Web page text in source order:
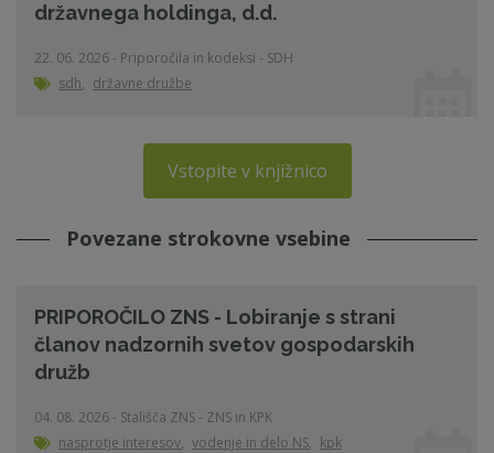
državnega holdinga, d.d.
22. 06. 2026 - Priporočila in kodeksi - SDH
sdh, državne družbe
Vstopite v knjižnico
Povezane strokovne vsebine
PRIPOROČILO ZNS - Lobiranje s strani
članov nadzornih svetov gospodarskih
družb
04. 08. 2026 - Stališča ZNS - ZNS in KPK
nasprotje interesov, vodenje in delo NS, kpk